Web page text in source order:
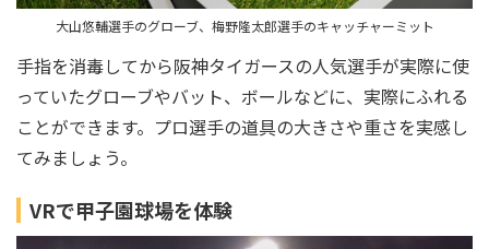
大山悠輔選手のグローブ、梅野隆太郎選手のキャッチャーミット
手指を消毒してから阪神タイガースの人気選手が実際に使
っていたグローブやバット、ボールなどに、実際にふれる
ことができます。プロ選手の道具の大きさや重さを実感し
てみましょう。
VRで甲子園球場を体験